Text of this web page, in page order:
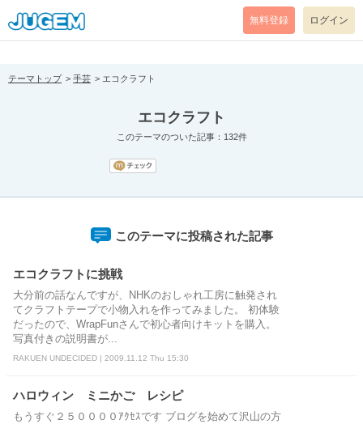
[pear_error: message="Success" code=0 mode=return level=notice
prefix="" info=""]
無料登録 ログイン
テーマトップ 手芸 エコクラフト
エコクラフト
このテーマのついた記事：132件
このテーマに投稿された記事
エコクラフトに挑戦
大分前の話なんですが、NHKのおしゃれ工房に触発され
てクラフトテープで小物入れを作ってみました。 初体験
だったので、WrapFunさんで初心者向けキットを購入。
写真付きの説明書が...
RAKUEN UNDECIDED | 2009.11.12 Thu 15:30
ハロウィン ミニかご レシピ
もうすぐ２５００００ｱｸｾｽです ブログを始めて沢山の方